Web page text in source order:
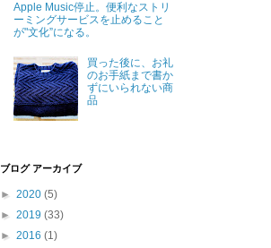
Apple Music停止。便利なストリ
ーミングサービスを止めること
が"文化”になる。
買った後に、お礼
のお手紙まで書か
ずにいられない商
品
ブログ アーカイブ
► 2020 (5)
► 2019 (33)
► 2016 (1)